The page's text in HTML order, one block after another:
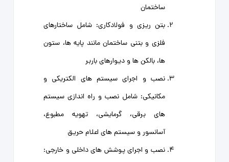
ساختمان
بتن ریزی و فولادکاری: شامل ساختارهای
فلزی و بتنی ساختمان مانند پایه ها، ستون
ها، بالکن ها و دیوارهای باربر
نصب و اجرای سیستم های الکتریکی و
مکانیکی: شامل نصب و راه اندازی سیستم
های برقی، گرمایشی، تهویه مطبوع،
آسانسور و سیستم های اعلام حریق
نصب و اجرای پوشش های داخلی و خارجی: